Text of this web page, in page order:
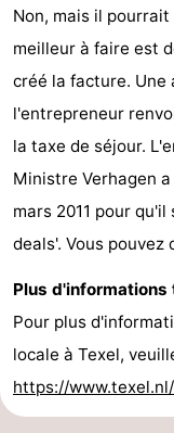
Schoorlse
Duinen
Bergen
aan
Zee
Bergen
-
Alkmaar
-
Egmond
aan
Zee
-
Noordhollands
duinreservaat
-
Wijk
aan
Zee
-
Nature
Zuid-
-
Amsterdam
-
Non, mais il
meilleur à faire est
créé la facture.
l'entrepreneur
la taxe de séjour.
Ministre Verhagen
mars 2011 pour
deals'. Vous
Plus d'informations
Pour plus
locale à Texel,
https://www.texel.nl/